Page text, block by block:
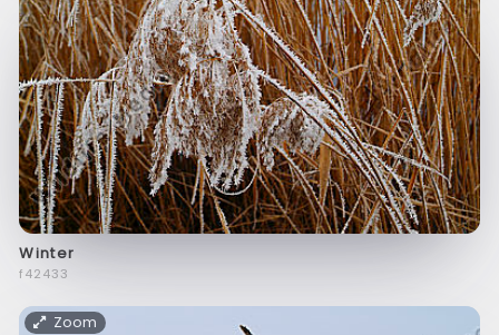
Winter
f42433
Zoom